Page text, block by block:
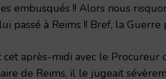
embusqués !! Alors nous
passé à Reims !! Bref, la
cet après-midi avec le
de Reims, il le jugeait